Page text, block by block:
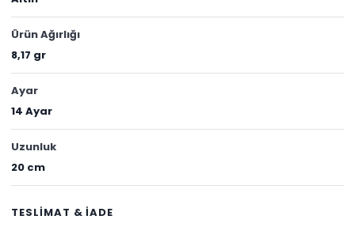
Ürün Ağırlığı
8,17 gr
Ayar
14 Ayar
Uzunluk
20 cm
TESLİMAT & İADE